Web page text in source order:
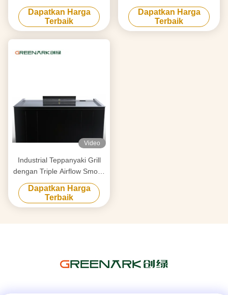
Dibuat Khusus Dengan
Desain Gratis Pemasok
Peralatan Panggangan
Hibachi Terpercaya
Dapatkan Harga
Terbaik
Grade Alloy Steel
Countertop & Smart Heating
Dapatkan Harga
Terbaik
Video
Industrial Teppanyaki Grill
dengan Triple Airflow Smoke
Purification & Anti-Clogging
Tech
Dapatkan Harga
Terbaik